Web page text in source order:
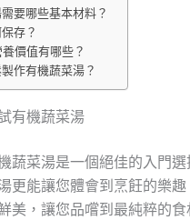
要哪些基本材料？
存？
價值有哪些？
作有機蔬菜湯？
有機蔬菜湯
蔬菜湯是一個絕佳的入門
更能讓您體會到烹飪的樂
美，讓您品嚐到最純粹的食